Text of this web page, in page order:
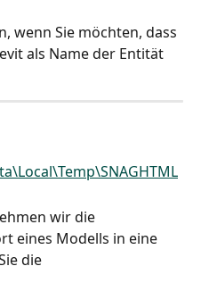
wenn Sie möchten, dass
als Name der Entität
wir die
eines Modells in eine
die